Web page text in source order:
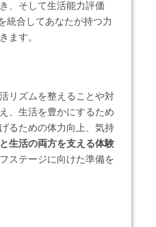
、そして生活能力評価
統合してあなたが持つ力
ます。
リズムを整えることや対
、生活を豊かにするため
るための体力向上、気持
生活の両方を支える体験
ステージに向けた準備を